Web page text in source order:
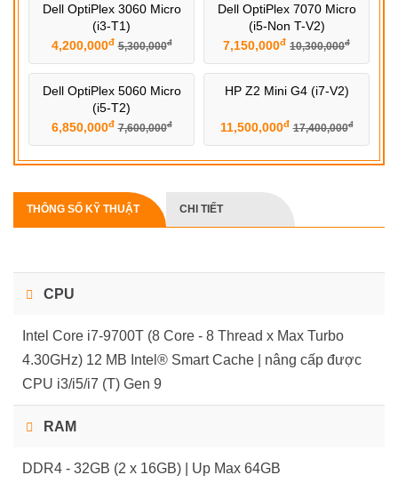
Dell OptiPlex 3060 Micro
(i3-T1)
4,200,000đ 5,300,000đ
Dell OptiPlex 7070 Micro
(i5-Non T-V2)
7,150,000đ 10,300,000đ
Dell OptiPlex 5060 Micro
(i5-T2)
6,850,000đ 7,600,000đ
HP Z2 Mini G4 (i7-V2)
11,500,000đ 17,400,000đ
THÔNG SỐ KỸ THUẬT CHI TIẾT
CPU
Intel Core i7-9700T (8 Core - 8 Thread x Max Turbo
4.30GHz) 12 MB Intel® Smart Cache | nâng cấp được
CPU i3/i5/i7 (T) Gen 9
RAM
DDR4 - 32GB (2 x 16GB) | Up Max 64GB